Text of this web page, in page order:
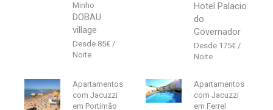
Minho
DOBAU
village
85€
Hotel Palacio
do
Governador
175€
Apartamentos
com Jacuzzi
em Portimão
Apartamentos
com Jacuzzi
em Ferrel